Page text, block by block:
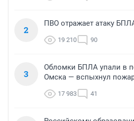
2
ПВО отражает атаку
19 210 90
3
Обломки БПЛА упали в
Омска — вспыхнул
17 983 41